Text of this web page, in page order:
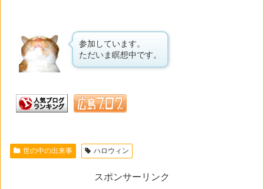
参加しています。
ただいま瞑想中です。
世の中の出来事 ハロウィン
スポンサーリンク